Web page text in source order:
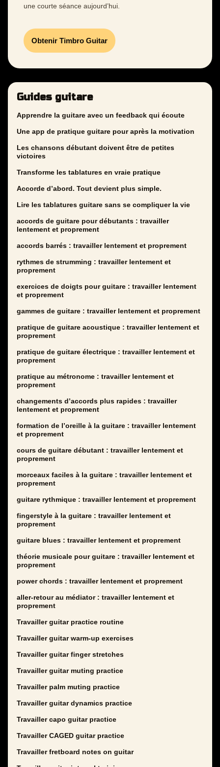
une courte séance aujourd’hui.
Obtenir Timbro Guitar
Guides guitare
Apprendre la guitare avec un feedback qui écoute
Une app de pratique guitare pour après la motivation
Les chansons débutant doivent être de petites
victoires
Transforme les tablatures en vraie pratique
Accorde d’abord. Tout devient plus simple.
Lire les tablatures guitare sans se compliquer la vie
accords de guitare pour débutants : travailler
lentement et proprement
accords barrés : travailler lentement et proprement
rythmes de strumming : travailler lentement et
proprement
exercices de doigts pour guitare : travailler lentement
et proprement
gammes de guitare : travailler lentement et proprement
pratique de guitare acoustique : travailler lentement et
proprement
pratique de guitare électrique : travailler lentement et
proprement
pratique au métronome : travailler lentement et
proprement
changements d’accords plus rapides : travailler
lentement et proprement
formation de l’oreille à la guitare : travailler lentement
et proprement
cours de guitare débutant : travailler lentement et
proprement
morceaux faciles à la guitare : travailler lentement et
proprement
guitare rythmique : travailler lentement et proprement
fingerstyle à la guitare : travailler lentement et
proprement
guitare blues : travailler lentement et proprement
théorie musicale pour guitare : travailler lentement et
proprement
power chords : travailler lentement et proprement
aller-retour au médiator : travailler lentement et
proprement
Travailler guitar practice routine
Travailler guitar warm-up exercises
Travailler guitar finger stretches
Travailler guitar muting practice
Travailler palm muting practice
Travailler guitar dynamics practice
Travailler capo guitar practice
Travailler CAGED guitar practice
Travailler fretboard notes on guitar